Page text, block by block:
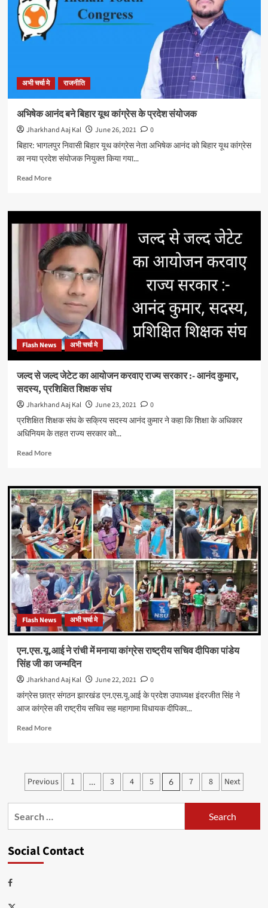
लेकर
रांची
विश्वविद्यालय
उपाध्यक्ष
कहा:
विश्वविद्यालय
विद्यार्थियों
के
भविष्य
एवं
स्वास्थ
खिलवाड़
न
करे
अभी चर्चा मे राजनीति
अभिषेक आनंद बने बिहार यूथ कांग्रेस के प्रदेश संयोजक
Jharkhand Aaj Kal June 26, 2021
0
बिहार: भागलपुर निवासी बिहार यूथ कांग्रेस नेता अभिषेक आनंद को बिहार यूथ कांग्रेस
का नया प्रदेश संयोजक नियुक्त किया गया...
Read MoreRead
अभिषेक
आनंद
बने
बिहार
यूथ
कांग्रेस
के
प्रदेश
संयोजक
Flash News अभी चर्चा मे
जल्द से जल्द जेटेट का आयोजन करवाए राज्य सरकार :- आनंद कुमार,
सदस्य, प्रशिक्षित शिक्षक संघ
Jharkhand Aaj Kal June 23, 2021
0
प्रशिक्षित शिक्षक संघ के सक्रिय सदस्य आनंद कुमार ने कहा कि शिक्षा के अधिकार
अधिनियम के तहत राज्य सरकार को...
Read MoreRead
जल्द
से
जल्द
जेटेट
का
आयोजन
करवाए
राज्य
सरकार
:-
आनंद
कुमार,
सदस्य,
प्रशिक्षित
शिक्षक
संघ
Flash News अभी चर्चा मे
एन.एस.यू.आई ने रांची में मनाया कांग्रेस राष्ट्रीय सचिव दीपिका पांडेय
सिंह जी का जन्मदिन
Jharkhand Aaj Kal June 22, 2021
0
कांग्रेस छात्र संगठन झारखंड एन.एस.यू.आई के प्रदेश उपाध्यक्ष इंदरजीत सिंह ने
आज कांग्रेस की राष्ट्रीय सचिव सह महागामा विधायक दीपिका...
Read MoreRead
ने
रांची
मनाया
कांग्रेस
राष्ट्रीय
दीपिका
Posts
pagination
Previous 1 … 3 4 5 6 7 8 Next
Social Contact
Facebook
Twitter